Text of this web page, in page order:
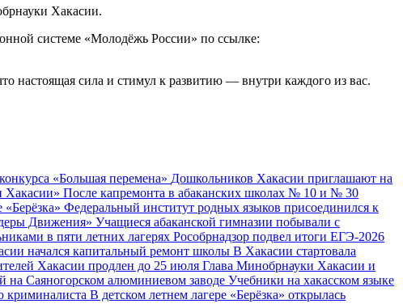
Хакасии.
системе «Молодёжь России» по ссылке:
настоящая сила и стимул к развитию — внутри каждого из вас.
«Большая перемена» Дошкольников Хакасии приглашают на
Хакасии» После капремонта в абаканских школах № 10 и № 30
Федеральный институт родных языков присоединился к
Движения» Учащиеся абаканской гимназии побывали с
в пяти летних лагерях Рособрнадзор подвел итоги ЕГЭ‑2026
начался капитальный ремонт школы В Хакасии стартовала
Хакасии продлен до 25 июля Глава Минобрнауки Хакасии и
на Саяногорском алюминиевом заводе Учебники на хакасском языке
криминалиста В детском летнем лагере «Берёзка» открылась